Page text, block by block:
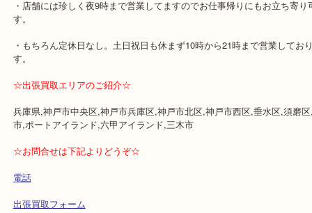
・女性又は男性お一人でのご来店が多いですが、ご夫婦・お友達・
多くご来店頂いております。
⇒当店のある3階フロアにはコスメ・イオンボディ等があり、鑑定
・店舗には珍しく夜9時まで営業してますのでお仕事帰りにもお立
・もちろん定休日なし。土日祝日も休まず10時から21時まで営業し
す。